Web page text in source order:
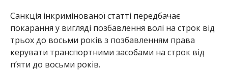
Санкція інкримінованої статті передбачає
покарання у вигляді позбавлення волі на строк від
трьох до восьми років з позбавленням права
керувати транспортними засобами на строк від
п’яти до восьми років.